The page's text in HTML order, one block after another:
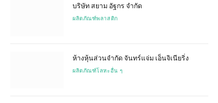
บริษัท สยาม อัฐกร จำกัด
ผลิตภัณฑ์พลาสติก
ห้างหุ้นส่วนจำกัด จันทร์แจ่ม เอ็นจิเนียริ่ง
ผลิตภัณฑ์โลหะอื่น ๆ